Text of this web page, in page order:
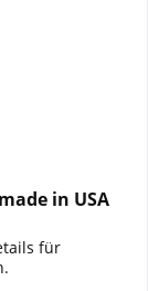
in USA
für